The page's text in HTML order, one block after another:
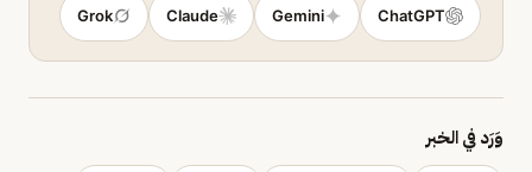
ChatGPT
Gemini
Claude
Grok
وَرَد في الخبر